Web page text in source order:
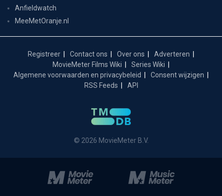
Anfieldwatch
MeeMetOranje.nl
Registreer Contact ons Over ons
Adverteren
MovieMeter Films Wiki
Series Wiki
Algemene voorwaarden en privacybeleid
Consent wijzigen
RSS Feeds
API
© 2026 MovieMeter B.V.